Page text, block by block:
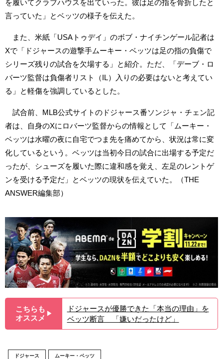
を履いてクラブハウスを出ていった。彼は足の指を骨折したと
言っていた」とベッツの様子を伝えた。
また、米紙「USAトゥデイ」のボブ・ナイチンゲール記者は
Xで「ドジャースの遊撃手ムーキー・ベッツは足の指の負傷で
シリーズ残りの試合を欠場する」と紹介。ただ、「デーブ・ロ
バーツ監督は負傷者リスト（IL）入りの必要はないと考えてい
る」と軽傷を強調しているとした。
試合前、MLB公式サイトのドジャース番ソンジャ・チェン記
者は、自身のXにロバーツ監督からの情報として「ムーキー・
ベッツは水曜の夜に自宅でつま先を痛めてから、状況は常に変
化しているという。ベッツは当初今日の試合に出場する予定だ
ったが、シューズを履いた際に違和感を覚え、左足のレントゲ
ンを受ける予定だ」とベッツの現状を伝えていた。（THE
ANSWER編集部）
こちらも
オススメ ▶︎
ドジャースが優勝できた「本当の理由」を
ベッツ断言 「嫌いだったけど」
ドジャース ムーキー・ベッツ